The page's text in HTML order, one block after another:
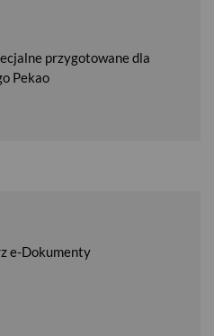
przygotowane dla
Pekao
e-Dokumenty